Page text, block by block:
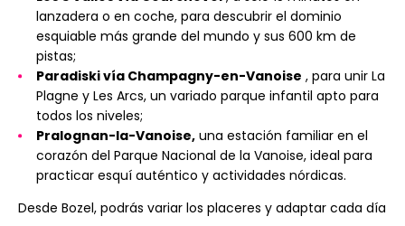
lanzadera o en coche, para descubrir el dominio
esquiable más grande del mundo y sus 600 km de
pistas;
Paradiski vía Champagny-en-Vanoise , para unir La
Plagne y Les Arcs, un variado parque infantil apto para
todos los niveles;
Pralognan-la-Vanoise, una estación familiar en el
corazón del Parque Nacional de la Vanoise, ideal para
practicar esquí auténtico y actividades nórdicas.
Desde Bozel, podrás variar los placeres y adaptar cada día